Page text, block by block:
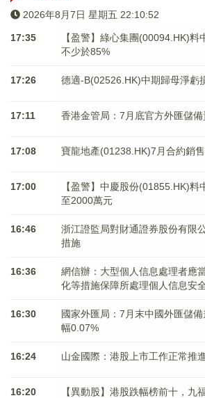
2026年8月7日 星期五 22:10:52
17:35
【盈警】綠心集團(00094.HK)料
不少於85%
17:26 德適-B(02526.HK)中期歸母淨虧
17:11 香港金管局：7月底官方外匯儲
17:08 寶龍地產(01238.HK)7月合約銷
17:00
【盈警】中慶股份(01855.HK)
至2000萬元
16:46
浙江證監局對財通證券股份有限
措施
16:36
網信辦：大型個人信息處理者應
化等措施保障所處理個人信息安
16:30
國家外匯局：7月末中國外匯儲
幅0.07%
16:24 山金國際：港股上市工作正常推
16:20
【異動股】港股跌幅榜前十，九